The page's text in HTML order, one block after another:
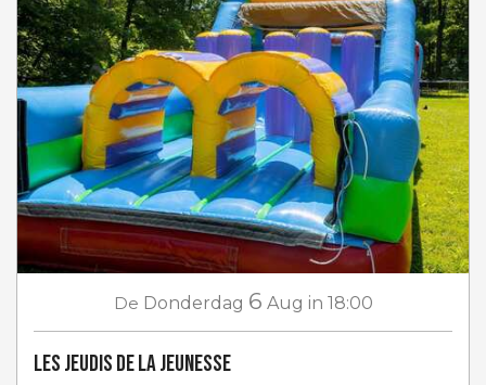
De Donderdag 6 Aug in 18:00
Les jeudis de la jeunesse